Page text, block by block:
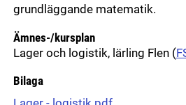
grundläggande matematik.
Ämnes-/kursplan
Lager och logistik, lärling Flen (
Bilaga